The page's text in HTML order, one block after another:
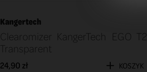
Kangertech
Clearomizer KangerTech EGO T2
Transparent
24,90 zł KOSZYK